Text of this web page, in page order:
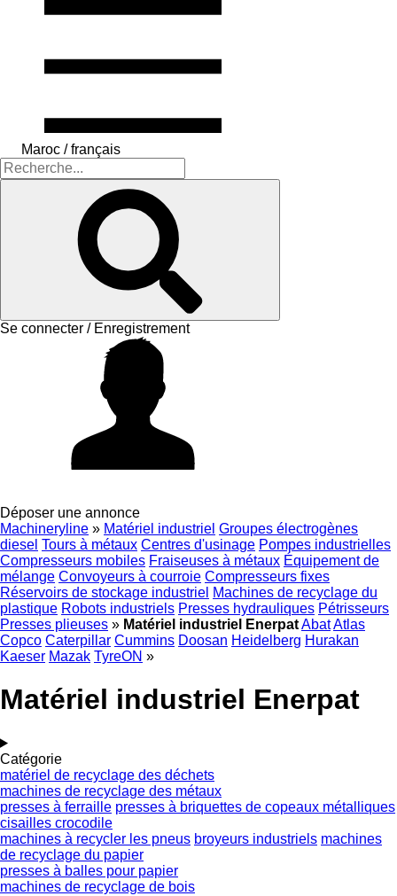
Maroc / français
Se connecter / Enregistrement
Déposer une annonce
Machineryline » Matériel industriel Groupes électrogènes
diesel Tours à métaux Centres d'usinage Pompes industrielles
Compresseurs mobiles Fraiseuses à métaux Équipement de
mélange Convoyeurs à courroie Compresseurs fixes
Réservoirs de stockage industriel Machines de recyclage du
plastique Robots industriels Presses hydrauliques Pétrisseurs
Presses plieuses » Matériel industriel EnerpatAbatAtlas
Copco Caterpillar Cummins Doosan Heidelberg Hurakan
Kaeser Mazak TyreON »
Matériel industriel Enerpat
Catégorie
matériel de recyclage des déchets
machines de recyclage des métaux
presses à ferraille presses à briquettes de copeaux métalliques
cisailles crocodile
machines à recycler les pneus broyeurs industriels machines
de recyclage du papier
presses à balles pour papier
machines de recyclage de bois